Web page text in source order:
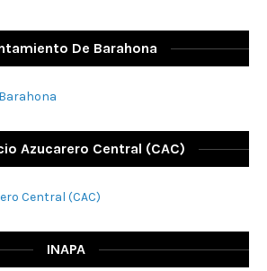
De Barahona
Azucarero Central (CAC)
INAPA